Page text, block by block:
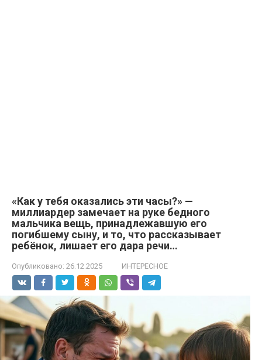
«Как у тебя оказались эти часы?» —
миллиардер замечает на руке бедного
мальчика вещь, принадлежавшую его
погибшему сыну, и то, что рассказывает
ребёнок, лишает его дара речи…
Опубликовано: 26.12.2025 ИНТЕРЕСНОЕ